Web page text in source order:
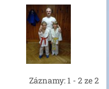
Záznamy: 1 - 2 ze 2